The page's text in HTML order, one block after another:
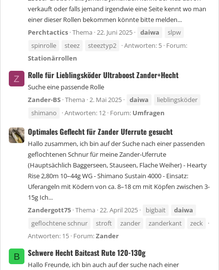
verkauft oder falls jemand irgendwie eine Seite kennt wo man
einer dieser Rollen bekommen könnte bitte melden...
Perchtactics Thema 22. Juni 2025 daiwa
slpw
spinrolle
steez steeztyp2 Antworten: 5 Forum:
Stationärrollen
Z Rolle für Lieblingsköder Ultraboost Zander+Hecht
Suche eine passende Rolle
Zander-BS Thema 2. Mai 2025 daiwa
lieblingsköder
shimano
Antworten: 12 Forum: Umfragen
Optimales Geflecht für Zander Uferrute gesucht
Hallo zusammen, ich bin auf der Suche nach einer passenden
geflochtenen Schnur für meine Zander-Uferrute
(Hauptsächlich Baggerseen, Stauseen, Flache Weiher) - Hearty
Rise 2,80m 10–44g WG - Shimano Sustain 4000 - Einsatz:
Uferangeln mit Ködern von ca. 8–18 cm mit Köpfen zwischen 3-
15g Ich...
Zandergott75 Thema 22. April 2025 bigbait
daiwa
geflochtene schnur
stroft zander zanderkant
zeck
Antworten: 15 Forum:Zander
B Schwere Hecht Baitcast Rute 120-130g
Hallo Freunde, ich bin auch auf der suche nach einer